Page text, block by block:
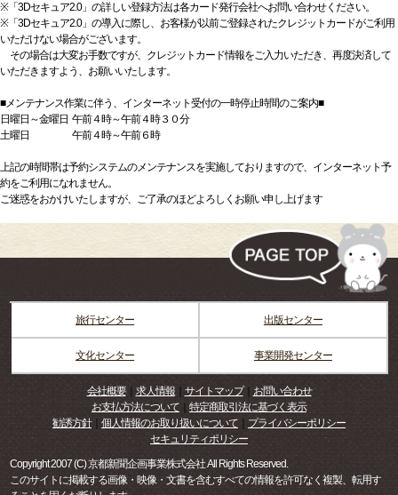
※「3Dセキュア2.0」の詳しい登録方法は各カード発行会社へお問い合わせください。
※「3Dセキュア2.0」の導入に際し、お客様が以前ご登録されたクレジットカードがご利用
いただけない場合がございます。
その場合は大変お手数ですが、クレジットカード情報をご入力いただき、再度決済して
いただきますよう、お願いいたします。
■メンテナンス作業に伴う、インターネット受付の一時停止時間のご案内■
日曜日～金曜日 午前４時～午前４時３０分
土曜日 午前４時～午前６時
上記の時間帯は予約システムのメンテナンスを実施しておりますので、インターネット予
約をご利用になれません。
ご迷惑をおかけいたしますが、ご了承のほどよろしくお願い申し上げます
旅行センター 出版センター
文化センター 事業開発センター
会社概要｜ 求人情報｜ サイトマップ｜ お問い合わせ
お支払方法について ｜ 特定商取引法に基づく表示
勧誘方針｜ 個人情報のお取り扱いについて ｜ プライバシーポリシー
セキュリティポリシー
Copyright 2007 (C) 京都新聞企画事業株式会社 All Rights Reserved.
このサイトに掲載する画像・映像・文書を含むすべての情報を許可なく複製、転用す